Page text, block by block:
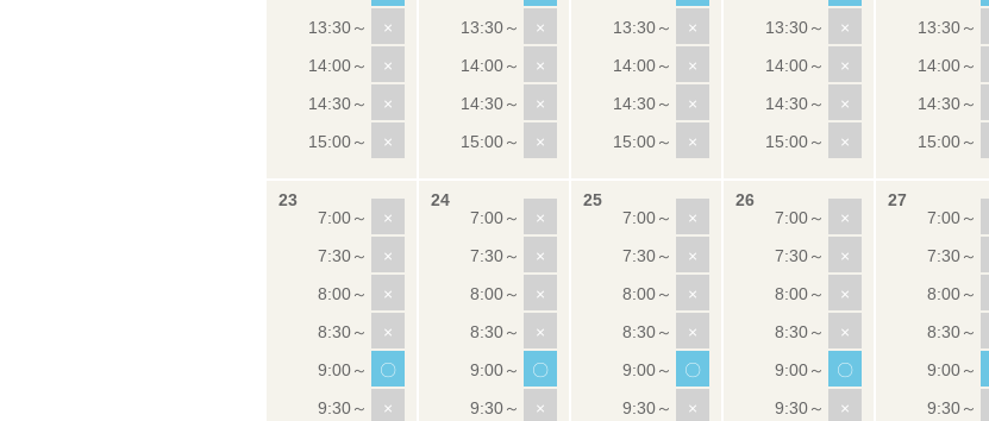
×
×
×
×
×
×
×
×
×
×
×
×
×
×
×
×
×
×
×
×
〇
×
×
×
×
×
〇
×
×
×
×
×
〇
×
×
×
×
×
〇
×